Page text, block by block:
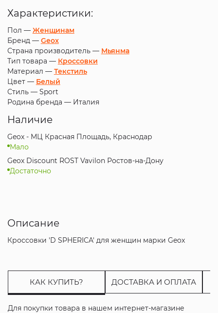
Характеристики:
Пол — Женщинам
Бренд — Geox
Страна производитель — Мьянма
Тип товара — Кроссовки
Материал — Текстиль
Цвет — Белый
Стиль — Sport
Родина бренда — Италия
Наличие
Geox - МЦ Красная Площадь, Краснодар
Мало
Geox Discount ROST Vavilon Ростов-на-Дону
Достаточно
Описание
Кроссовки 'D SPHERICA' для женщин марки Geox
КАК КУПИТЬ? ДОСТАВКА И ОПЛАТА
Для покупки товара в нашем интернет-магазине